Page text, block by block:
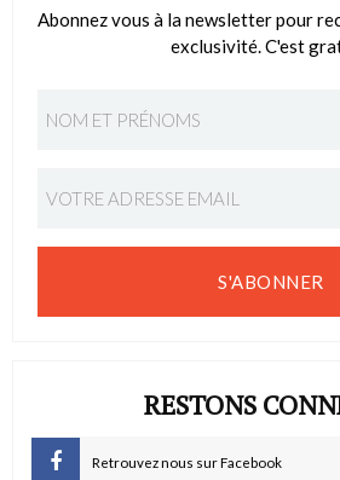
Abonnez vous à la newsletter pour
exclusivité. C'est
S'ABONNER
RESTONS
Retrouvez nous sur Facebook